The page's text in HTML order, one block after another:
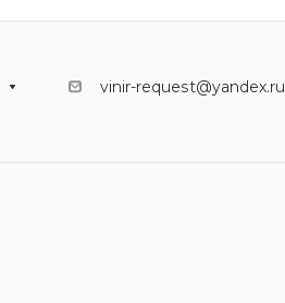
vinir-request@yandex.ru